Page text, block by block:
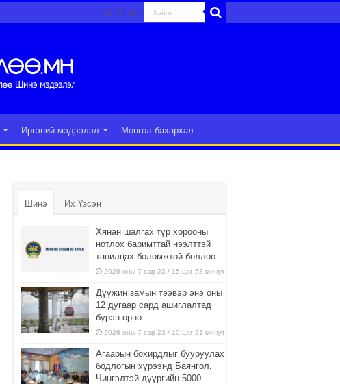
Иргэний мэдээлэл Монгол бахархал
Шинэ Их Үзсэн
Хянан шалгах түр хорооны
нотлох баримттай нээлттэй
танилцах боломжтой боллоо.
2026 оны 7 сар 23 / 15 цаг 58 минут
Дүүжин замын тээвэр энэ оны
12 дугаар сард ашиглалтад
бүрэн орно
2026 оны 7 сар 23 / 10 цаг 21 минут
Агаарын бохирдлыг бууруулах
бодлогын хүрээнд Баянгол,
Чингэлтэй дүүргийн 5000